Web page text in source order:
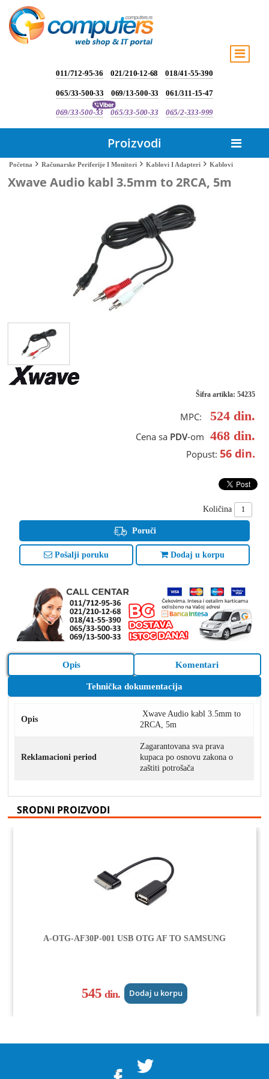
011/712-95-36 021/210-12-68 018/41-55-390
065/33-500-33 069/13-500-33 061/311-15-47
069/33-500-33 065/33-500-33 065/2-333-999
Proizvodi
Početna Računarske Periferije I Monitori Kablovi I Adapteri Kablovi
Xwave Audio kabl 3.5mm to 2RCA, 5m
Šifra artikla: 54235
MPC: 524 din.
Cena sa PDV-om 468 din.
Popust: 56 din.
Količina
Poruči
Pošalji poruku Dodaj u korpu
Opis
Tehnička dokumentacija
Komentari
Opis
Xwave Audio kabl 3.5mm to
2RCA, 5m
Reklamacioni period
Zagarantovana sva prava
kupaca po osnovu zakona o
zaštiti potrošača
SRODNI PROIZVODI
A-OTG-AF30P-001 USB OTG AF TO SAMSUNG
545din. Dodaj u korpu
">